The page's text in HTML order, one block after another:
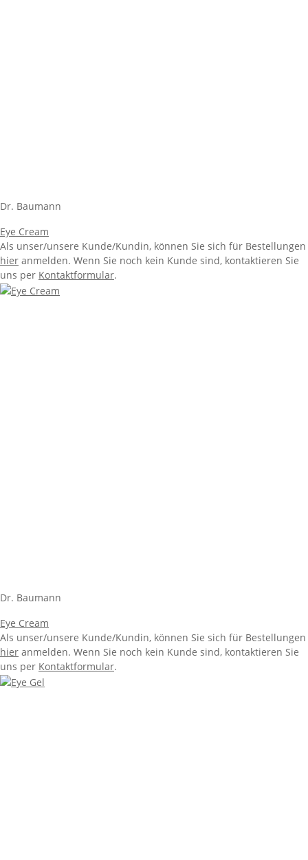
Dr. Baumann
Eye Cream
Als unser/unsere Kunde/Kundin, können Sie sich für Bestellungen
hier anmelden. Wenn Sie noch kein Kunde sind, kontaktieren Sie
uns per Kontaktformular.
Dr. Baumann
Eye Cream
Als unser/unsere Kunde/Kundin, können Sie sich für Bestellungen
hier anmelden. Wenn Sie noch kein Kunde sind, kontaktieren Sie
uns per Kontaktformular.